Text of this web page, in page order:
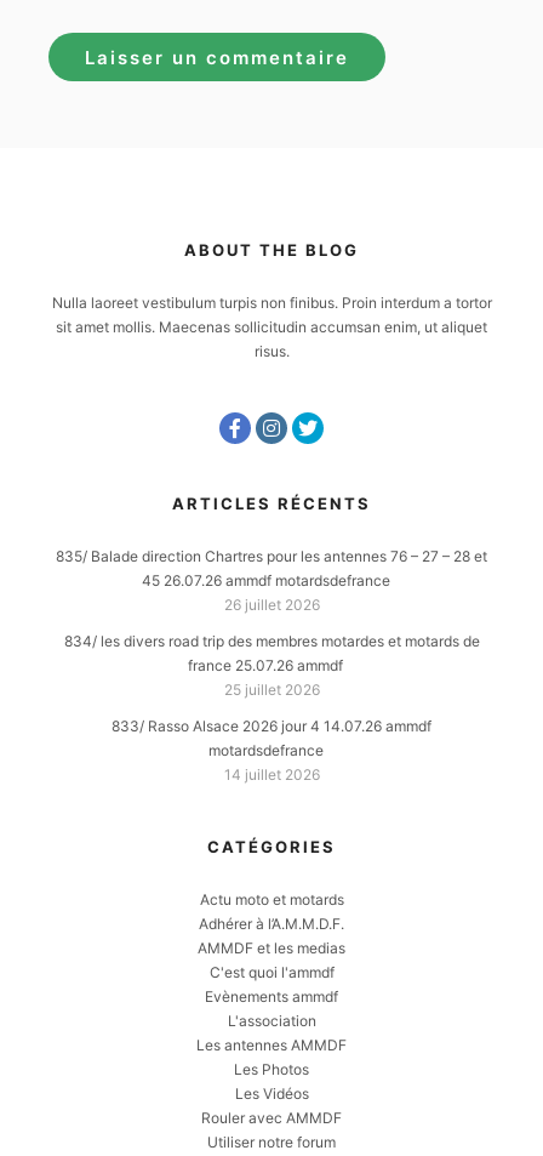
ABOUT THE BLOG
Nulla laoreet vestibulum turpis non finibus. Proin interdum a tortor
sit amet mollis. Maecenas sollicitudin accumsan enim, ut aliquet
risus.
ARTICLES RÉCENTS
835/ Balade direction Chartres pour les antennes 76 – 27 – 28 et
45 26.07.26 ammdf motardsdefrance
26 juillet 2026
834/ les divers road trip des membres motardes et motards de
france 25.07.26 ammdf
25 juillet 2026
833/ Rasso Alsace 2026 jour 4 14.07.26 ammdf
motardsdefrance
14 juillet 2026
CATÉGORIES
Actu moto et motards
Adhérer à l’A.M.M.D.F.
AMMDF et les medias
C'est quoi l'ammdf
Evènements ammdf
L'association
Les antennes AMMDF
Les Photos
Les Vidéos
Rouler avec AMMDF
Utiliser notre forum